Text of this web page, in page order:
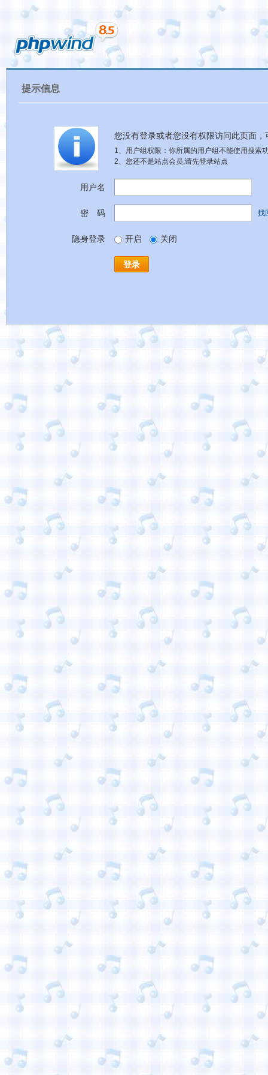
提示信息
您没有登录或者您没有权限访问此页面
1、用户组权限：你所属的用户组不能使用搜索
2、您还不是站点会员,请先登录站点
用户名
密 码 找
隐身登录 开启 关闭
登录